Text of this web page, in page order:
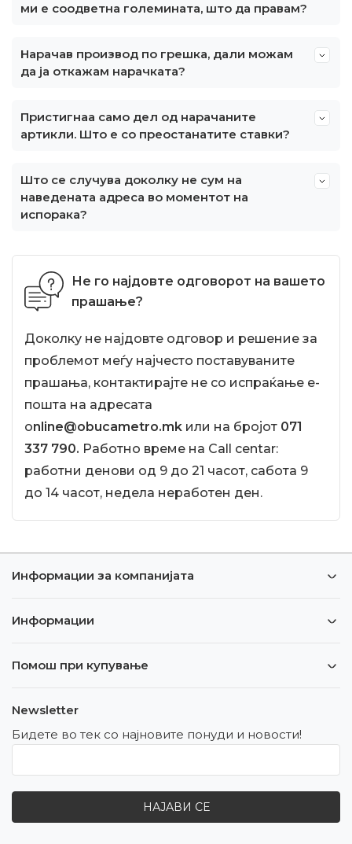
ми е соодветна големината, што да правам?
Нарачав производ по грешка, дали можам
да ја откажам нарачката?
Пристигнаа само дел од нарачаните
артикли. Што е со преостанатите ставки?
Што се случува доколку не сум на
наведената адреса во моментот на
испорака?
Не го најдовте одговорот на вашето
прашање?
Доколку не најдовте одговор и решение за
проблемот меѓу најчесто поставуваните
прашања, контактирајте не со испраќање е-
пошта на адресата
online@obucametro.mk или на бројот 071
337 790. Работно време на Call centar:
работни денови од 9 до 21 часот, сабота 9
до 14 часот, недела неработен ден.
Информации за компанијата
Информации
Помош при купување
Newsletter
Бидете во тек со најновите понуди и новости!
НАЈАВИ СЕ